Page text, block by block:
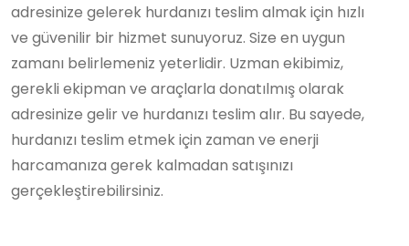
adresinize gelerek hurdanızı teslim almak için hızlı
ve güvenilir bir hizmet sunuyoruz. Size en uygun
zamanı belirlemeniz yeterlidir. Uzman ekibimiz,
gerekli ekipman ve araçlarla donatılmış olarak
adresinize gelir ve hurdanızı teslim alır. Bu sayede,
hurdanızı teslim etmek için zaman ve enerji
harcamanıza gerek kalmadan satışınızı
gerçekleştirebilirsiniz.